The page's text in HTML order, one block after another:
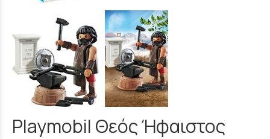
Playmobil Θεός Ήφαιστος